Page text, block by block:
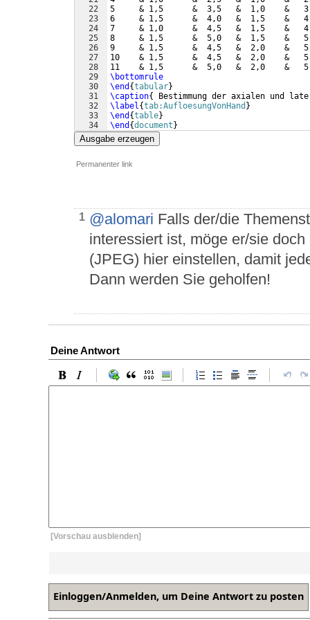
22
23
24
25
26
27
28
29
30
31
32
33
34
5     & 1,5      &  3,5   &  1,0    &
6     & 1,5      &  4,0   &  1,5    &
7     & 1,0      &  4,5   &  1,5    &
8     & 1,5      &  5,0   &  1,5    &
9     & 1,5      &  4,5   &  2,0    &
10    & 1,5      &  4,5   &  2,0    &
11    & 1,5      &  5,0   &  2,0    &
\bottomrule
\end {tabular}
\caption{
Bestimmung der axialen und
\label{tab:AufloesungVonHand }
\end {table}
\end {document }
Ausgabe erzeugen
Permanenter link
1 @alomari Falls der/die
interessiert ist, möge er/sie
(JPEG) hier einstellen, damit
Dann werden Sie geholfen!
Deine Antwort
[Vorschau ausblenden]